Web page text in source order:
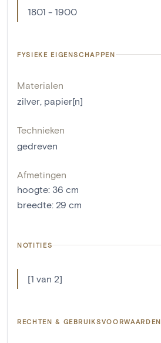
1801 - 1900
FYSIEKE EIGENSCHAPPEN
Materialen
zilver, papier[n]
Technieken
gedreven
Afmetingen
hoogte: 36 cm
breedte: 29 cm
NOTITIES
[1 van 2]
RECHTEN & GEBRUIKSVOORWAARDEN